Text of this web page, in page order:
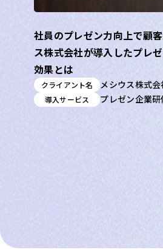
社員のプレゼン力向上で顧
ス株式会社が導入したプレ
効果とは
クライアント名 メシウス株式
導入サービス プレゼン企業